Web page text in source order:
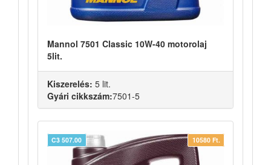
Mannol 7501 Classic 10W-40 motorolaj
5lit.
Kiszerelés: 5 lit.
Gyári cikkszám:7501-5
10580 Ft.
C3 507.00